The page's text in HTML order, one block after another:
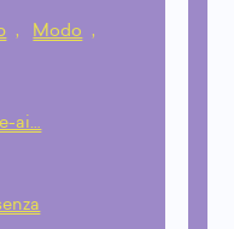
, Modo
,
ai…